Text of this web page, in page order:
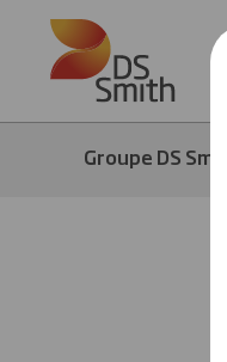
Skip to main content
Groupe DS Smith